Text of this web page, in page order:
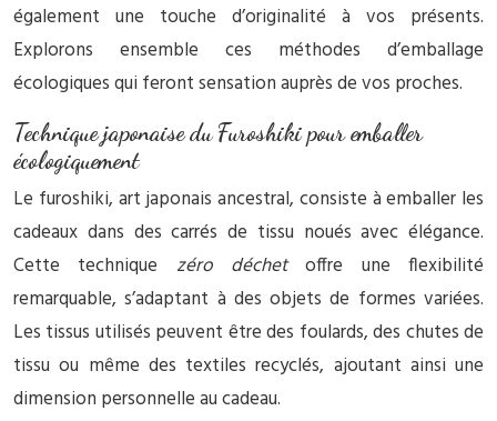
également une touche d’originalité à vos présents.
Explorons ensemble ces méthodes d’emballage
écologiques qui feront sensation auprès de vos proches.
Technique japonaise du Furoshiki pour emballer
écologiquement
Le furoshiki, art japonais ancestral, consiste à emballer les
cadeaux dans des carrés de tissu noués avec élégance.
Cette technique zéro déchetoffre une flexibilité
remarquable, s’adaptant à des objets de formes variées.
Les tissus utilisés peuvent être des foulards, des chutes de
tissu ou même des textiles recyclés, ajoutant ainsi une
dimension personnelle au cadeau.